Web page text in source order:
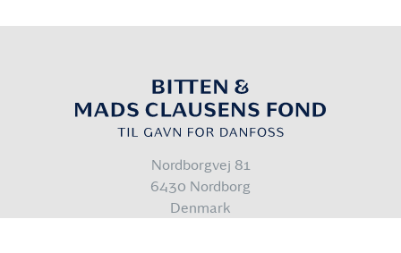
Nordborgvej 81
6430 Nordborg
Denmark